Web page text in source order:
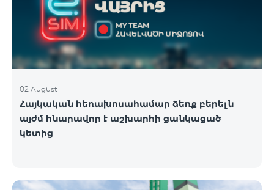
02 August
Հայկական հեռախոսահամար ձեռք բերելն
այժմ հնարավոր է աշխարհի ցանկացած
կետից